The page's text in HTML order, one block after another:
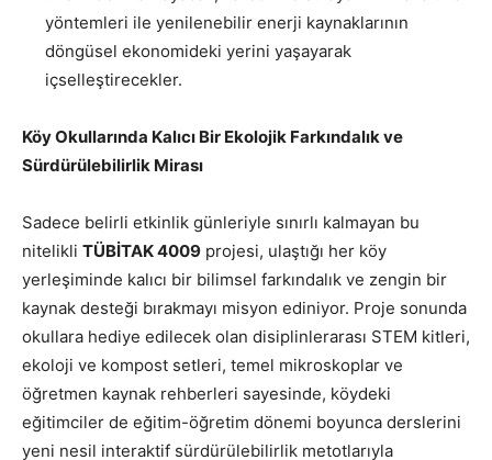
yöntemleri ile yenilenebilir enerji kaynaklarının
döngüsel ekonomideki yerini yaşayarak
içselleştirecekler.
Köy Okullarında Kalıcı Bir Ekolojik Farkındalık ve
Sürdürülebilirlik Mirası
Sadece belirli etkinlik günleriyle sınırlı kalmayan bu
nitelikli TÜBİTAK 4009 projesi, ulaştığı her köy
yerleşiminde kalıcı bir bilimsel farkındalık ve zengin bir
kaynak desteği bırakmayı misyon ediniyor. Proje sonunda
okullara hediye edilecek olan disiplinlerarası STEM kitleri,
ekoloji ve kompost setleri, temel mikroskoplar ve
öğretmen kaynak rehberleri sayesinde, köydeki
eğitimciler de eğitim-öğretim dönemi boyunca derslerini
yeni nesil interaktif sürdürülebilirlik metotlarıyla